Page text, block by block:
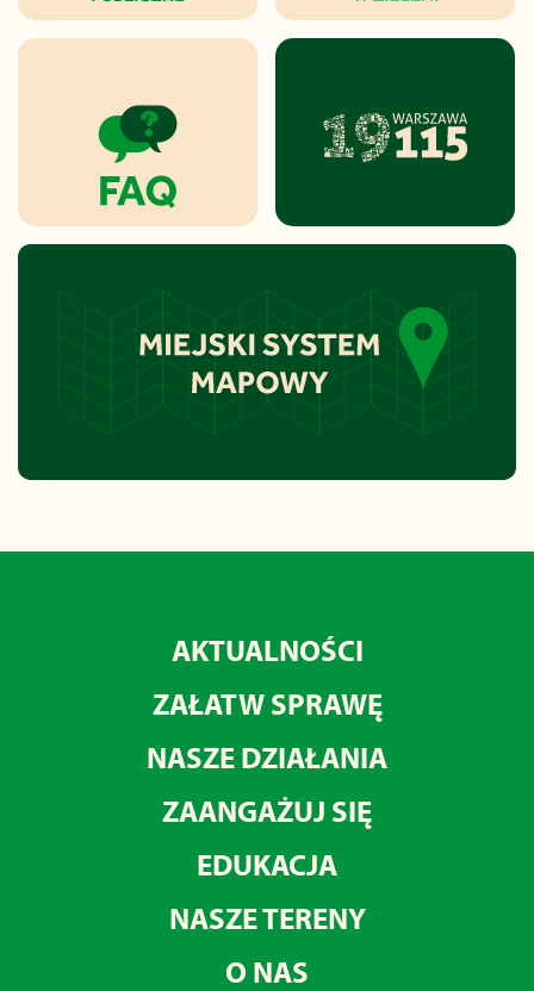
AKTUALNOŚCI
ZAŁATW SPRAWĘ
NASZE DZIAŁANIA
ZAANGAŻUJ SIĘ
EDUKACJA
NASZE TERENY
O NAS